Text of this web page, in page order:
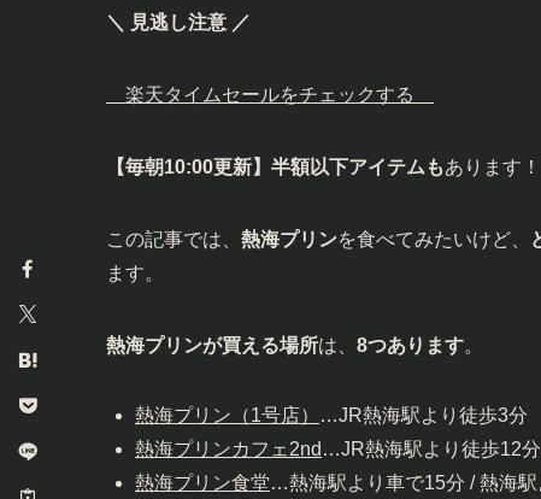
＼ 見逃し注意 ／
楽天タイムセールをチェックする
【毎朝10:00更新】半額以下アイテムもあります！
この記事では、 熱海プリンを食べてみたいけど、
ます。
熱海プリンが買える場所は、 8つあります。
熱海プリン（1号店）
…JR熱海駅より徒歩3分
熱海プリンカフェ2nd …JR熱海駅より徒歩12分
熱海プリン食堂…熱海駅より車で15分 / 熱海